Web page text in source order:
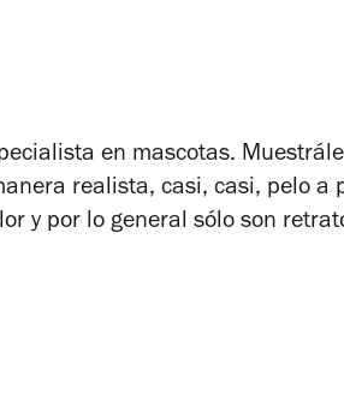
en mascotas.
realista, casi, casi, pelo a
y por lo general sólo son